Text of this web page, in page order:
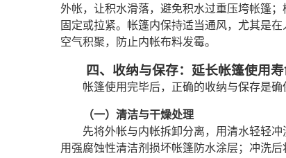
外帐，让积水滑落，避免积水过重压垮帐篷
固定或拉紧。帐篷内保持适当通风，尤其是
空气积聚，防止内帐布料发霉。
四、收纳与保存：延长帐篷使用
帐篷使用完毕后，正确的收纳与保存是
（一）清洁与干燥处理
先将外帐与内帐拆卸分离，用清水轻轻
用强腐蚀性清洁剂损坏帐篷防水涂层；冲洗